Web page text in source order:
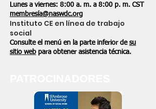
Lunes a viernes: 8:00 a. m. a 8:00 p. m. CST
membresía@naswdc.org
Instituto CE en línea de trabajo
social
Consulte el menú en la parte inferior de su
sitio web para obtener asistencia técnica.